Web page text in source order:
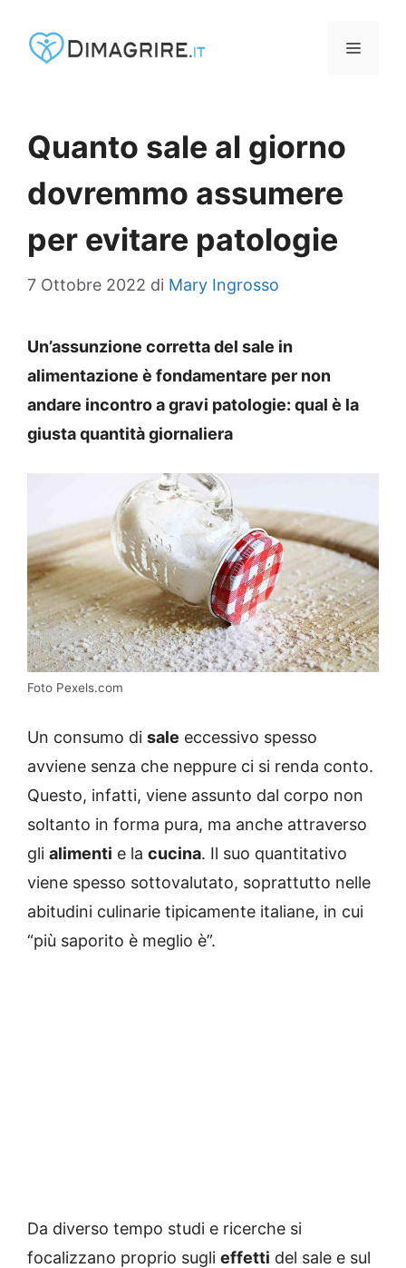
MENU
Quanto sale al giorno
dovremmo assumere
per evitare patologie
7 Ottobre 2022 di Mary Ingrosso
Un’assunzione corretta del sale in
alimentazione è fondamentare per non
andare incontro a gravi patologie: qual è la
giusta quantità giornaliera
Foto Pexels.com
Un consumo di sale eccessivo spesso
avviene senza che neppure ci si renda conto.
Questo, infatti, viene assunto dal corpo non
soltanto in forma pura, ma anche attraverso
gli alimenti e la cucina. Il suo quantitativo
viene spesso sottovalutato, soprattutto nelle
abitudini culinarie tipicamente italiane, in cui
“più saporito è meglio è”.
Da diverso tempo studi e ricerche si
focalizzano proprio sugli effetti del sale e sul